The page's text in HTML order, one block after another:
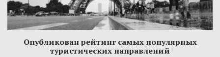
Опубликован рейтинг самых популярных
туристических направлений